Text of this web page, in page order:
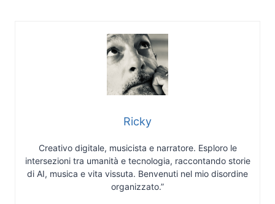
Ricky
Creativo digitale, musicista e narratore. Esploro le
intersezioni tra umanità e tecnologia, raccontando storie
di AI, musica e vita vissuta. Benvenuti nel mio disordine
organizzato.”